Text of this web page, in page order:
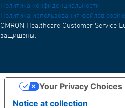
Распределительная сеть
Политика конфиденциальности
Политика использования файлов cookie
OMRON Healthcare Customer Service
защищены.
Notice at collection
Your Privacy Choices